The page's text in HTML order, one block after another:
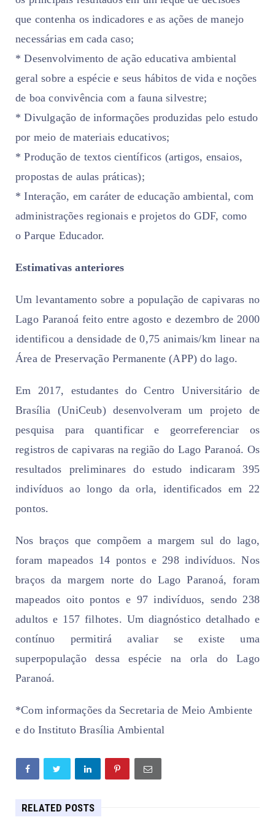
que contenha os indicadores e as ações de manejo
necessárias em cada caso;
* Desenvolvimento de ação educativa ambiental
geral sobre a espécie e seus hábitos de vida e noções
de boa convivência com a fauna silvestre;
* Divulgação de informações produzidas pelo estudo
por meio de materiais educativos;
* Produção de textos científicos (artigos, ensaios,
propostas de aulas práticas);
* Interação, em caráter de educação ambiental, com
administrações regionais e projetos do GDF, como
oParque Educador.
Estimativas anteriores
Um levantamento sobre a população de capivaras no
Lago Paranoá feito entre agosto e dezembro de 2000
identificou a densidade de 0,75 animais/km linear na
Área de Preservação Permanente (APP) do lago.
Em 2017, estudantes do Centro Universitário de
Brasília (UniCeub) desenvolveram um projeto de
pesquisa para quantificar e georreferenciar os
registros de capivaras na região do Lago Paranoá. Os
resultados preliminares do estudo indicaram 395
indivíduos ao longo da orla, identificados em 22
pontos.
Nos braços que compõem a margem sul do lago,
foram mapeados 14 pontos e 298 indivíduos. Nos
braços da margem norte do Lago Paranoá, foram
mapeados oito pontos e 97 indivíduos, sendo 238
adultos e 157 filhotes. Um diagnóstico detalhado e
contínuo permitirá avaliar se existe uma
superpopulação dessa espécie na orla do Lago
Paranoá.
*Com informações da Secretaria de Meio Ambiente
e do Instituto Brasília Ambiental
RELATED POSTS